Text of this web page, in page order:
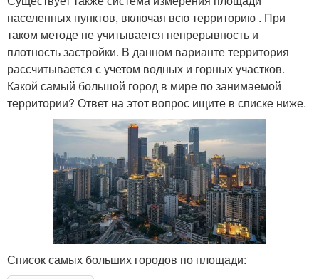
населенных пунктов, включая всю территорию . При
таком методе не учитывается непрерывность и
плотность застройки. В данном варианте территория
рассчитывается с учетом водных и горных участков.
Какой самый большой город в мире по занимаемой
территории? Ответ на этот вопрос ищите в списке ниже.
Список самых больших городов по площади: